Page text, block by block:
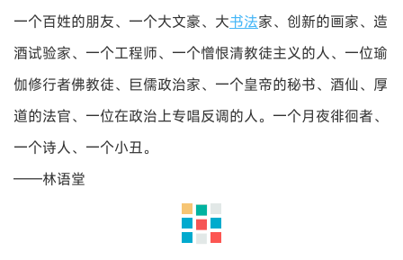
一个百姓的朋友、一个大文豪、大书法家、创新的画家、造
酒试验家、一个工程师、一个憎恨清教徒主义的人、一位瑜
伽修行者佛教徒、巨儒政治家、一个皇帝的秘书、酒仙、厚
道的法官、一位在政治上专唱反调的人。一个月夜徘徊者、
一个诗人、一个小丑。
——林语堂